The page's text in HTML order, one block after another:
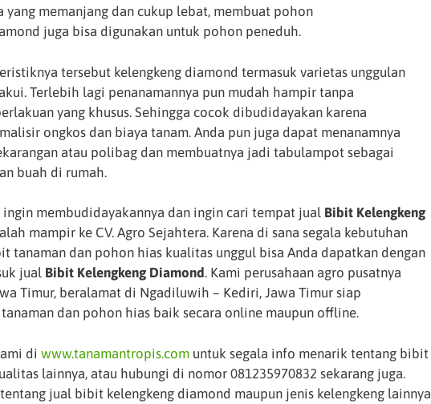
yang memanjang dan cukup lebat, membuat pohon
juga bisa digunakan untuk pohon peneduh.
tersebut kelengkeng diamond termasuk varietas unggulan
Terlebih lagi penanamannya pun mudah hampir tanpa
yang khusus. Sehingga cocok dibudidayakan karena
ongkos dan biaya tanam. Anda pun juga dapat menanamnya
atau polibag dan membuatnya jadi tabulampot sebagai
buah di rumah.
membudidayakannya dan ingin cari tempat jual Bibit Kelengkeng
mampir ke CV. Agro Sejahtera. Karena di sana segala kebutuhan
tanaman dan pohon hias kualitas unggul bisa Anda dapatkan dengan
jual Bibit Kelengkeng Diamond. Kami perusahaan agro pusatnya
Timur, beralamat di Ngadiluwih – Kediri, Jawa Timur siap
dan pohon hias baik secara online maupun offline.
di www.tanamantropis.com untuk segala info menarik tentang bibit
lainnya, atau hubungi di nomor 081235970832 sekarang juga.
jual bibit kelengkeng diamond maupun jenis kelengkeng lainnya